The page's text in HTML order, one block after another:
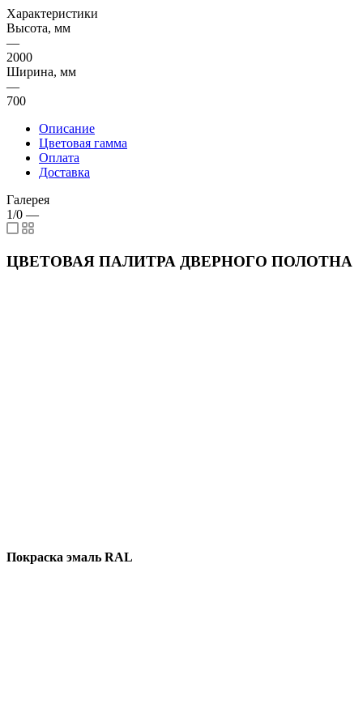
Характеристики
Высота, мм
—
2000
Ширина, мм
—
700
Описание
Цветовая гамма
Оплата
Доставка
Галерея
1/0 —
ЦВЕТОВАЯ ПАЛИТРА ДВЕРНОГО ПОЛОТНА
Покраска эмаль RAL